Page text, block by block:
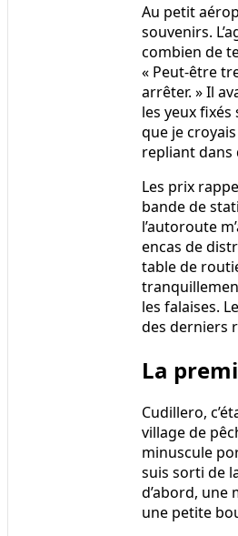
Au petit
souvenirs.
combien de
« Peut-être
arrêter. » Il
les yeux fixés
que je
repliant dans
Les prix
bande de
l’autoroute
encas de
table de
les falaises.
des derniers
La
Cudillero,
village de
minuscule
suis sorti de
d’abord, une
une petite